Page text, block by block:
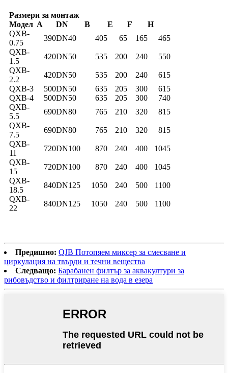
Размери за монтаж
Модел A DN B E F
H
QXB-
0.75
390DN40 405 65 165
465
QXB-
1.5
420DN50 535 200 240
550
QXB-
2.2
420DN50 535 200 240
615
QXB-3
500DN50 635 205 300
615
QXB-4
500DN50 635 205 300
740
QXB-
5.5
690DN80 765 210 320
815
QXB-
7.5
690DN80 765 210 320
815
QXB-
11
720DN100 870 240 400
1045
QXB-
15
720DN100 870 240 400
1045
QXB-
18.5
840DN125 1050 240 500
1100
QXB-
22
840DN125 1050 240 500 1100
Предишно: QJB Потопяем миксер за смесване и
циркулация на твърди и течни вещества
Следващо: Барабанен филтър за аквакултури за
рибовъдство и филтриране на вода в езера